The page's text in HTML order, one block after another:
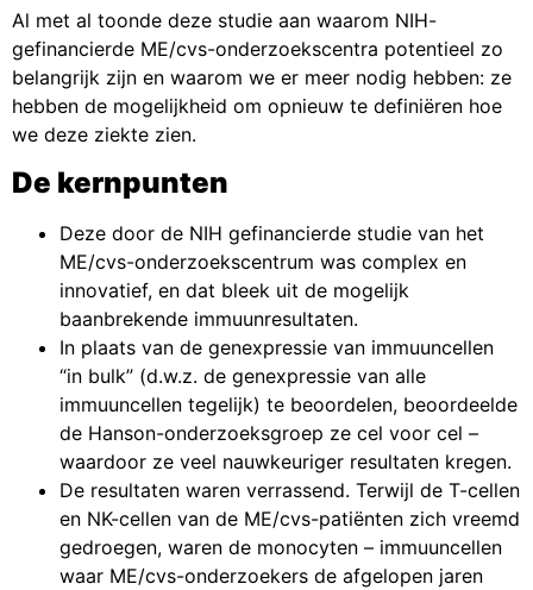
Al met al toonde deze studie aan waarom NIH-
gefinancierde ME/cvs-onderzoekscentra potentieel zo
belangrijk zijn en waarom we er meer nodig hebben: ze
hebben de mogelijkheid om opnieuw te definiëren hoe
we deze ziekte zien.
De kernpunten
Deze door de NIH gefinancierde studie van het
ME/cvs-onderzoekscentrum was complex en
innovatief, en dat bleek uit de mogelijk
baanbrekende immuunresultaten.
In plaats van de genexpressie van immuuncellen
“in bulk” (d.w.z. de genexpressie van alle
immuuncellen tegelijk) te beoordelen, beoordeelde
de Hanson-onderzoeksgroep ze cel voor cel –
waardoor ze veel nauwkeuriger resultaten kregen.
De resultaten waren verrassend. Terwijl de T-cellen
en NK-cellen van de ME/cvs-patiënten zich vreemd
gedroegen, waren de monocyten – immuuncellen
waar ME/cvs-onderzoekers de afgelopen jaren